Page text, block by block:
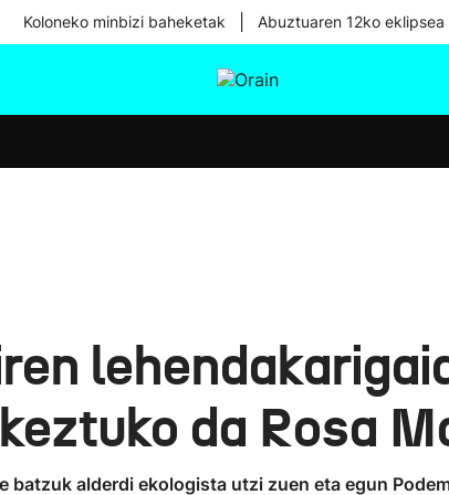
Koloneko minbizi baheketak Abuztuaren 12ko eklipsea
da Rosa
batzuk alderdi ekologista utzi zuen eta egun